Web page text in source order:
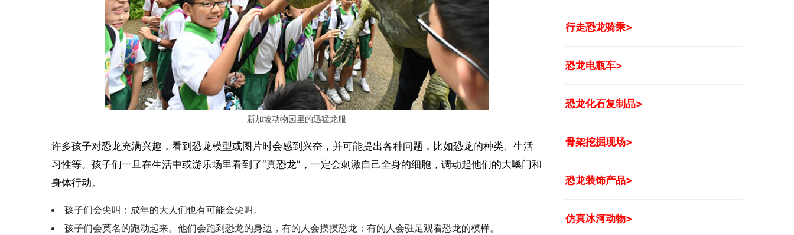
新加坡动物园里的迅猛龙服
许多孩子对恐龙充满兴趣，看到恐龙模型或图片时会感到兴奋，并可能提出各种问题，比如恐龙的种类、生活
习性等。孩子们一旦在生活中或游乐场里看到了“真恐龙”，一定会刺激自己全身的细胞，调动起他们的大嗓门和
身体行动。
孩子们会尖叫；成年的大人们也有可能会尖叫。
孩子们会莫名的跑动起来。他们会跑到恐龙的身边，有的人会摸摸恐龙；有的人会驻足观看恐龙的模样。
行走恐龙骑乘>
恐龙电瓶车>
恐龙化石复制品>
骨架挖掘现场>
恐龙装饰产品>
仿真冰河动物>